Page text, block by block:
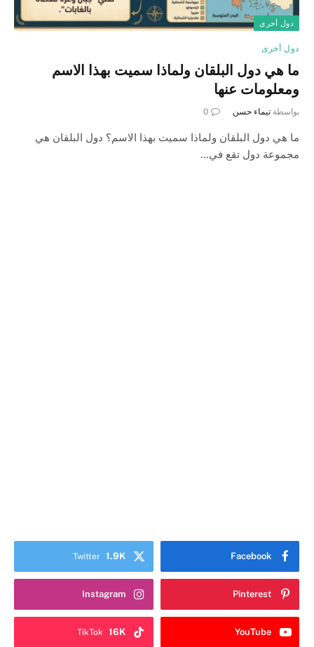
دول أخرى
دول أخرى
ما هي دول البلقان ولماذا سميت بهذا الاسم
ومعلومات عنها
بواسطة تيماء حسن 0
ما هي دول البلقان ولماذا سميت بهذا الاسم؟ دول البلقان هي
مجموعة دول تقع في…
Facebook
Twitter 1.9K
Pinterest
Instagram
YouTube
TikTok 16K